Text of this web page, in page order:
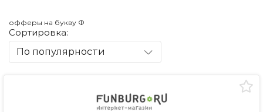
офферы на букву Ф
Сортировка:
По популярности